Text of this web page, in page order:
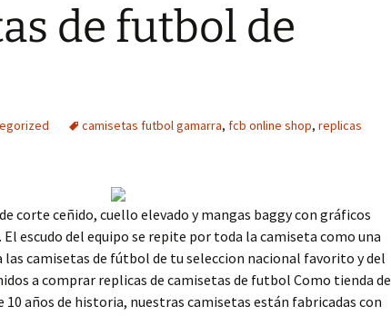
de futbol de
camisetas futbol gamarra, fcb online shop, replicas
corte ceñido, cuello elevado y mangas baggy con gráficos
escudo del equipo se repite por toda la camiseta como una
las camisetas de fútbol de tu seleccion nacional favorito y del
a comprar replicas de camisetas de futbol Como tienda de
10 años de historia, nuestras camisetas están fabricadas con